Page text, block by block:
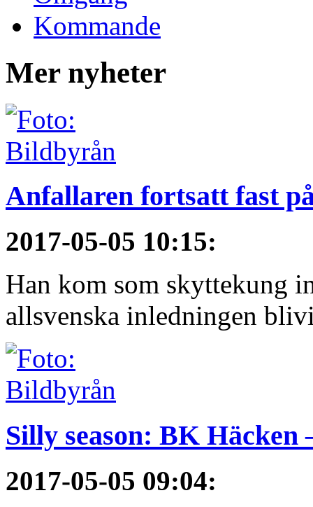
Kommande
Mer nyheter
Anfallaren fortsatt fast
2017-05-05 10:15:
Han kom som skyttekung
allsvenska inledningen
Silly season: BK Häcken
2017-05-05 09:04: